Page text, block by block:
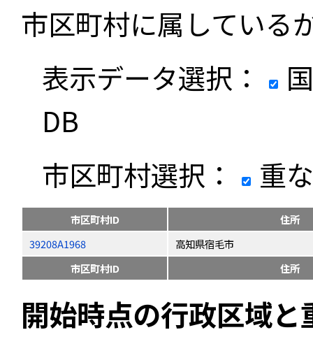
市区町村に属している
表示データ選択：
DB
市区町村選択：
重
市区町村ID
住所
39208A1968
高知県宿毛市
市区町村ID
住所
開始時点の行政区域